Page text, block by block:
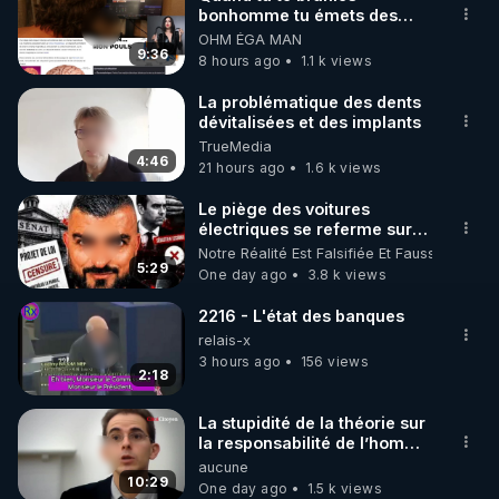
🌱 INSTAGRAM
https://www.instagram.com/rdlr_thierrycasasnovas/
http://rgnr.li/instagram
🌱 LA NEWSLETTER
Pour ne pas rater l’actualité RGNR (stages,
http://rgnr.li/news
🌱 VIDÉOS NON CENSURÉES SUR ODYSEE
Toutes les vidéos Youtube sont aussi sur la
http://rgnr.li/odysee
🌱 LES STAGES EN PRÉSENTIEL
http://rgnr.li/stages
9:36
bonhomme tu émets des
ondes ils ont juste omis de
t'expliquer
OHM ÉGA MAN
8 hours ago
1.1 k views
4:46
La problématique des dents
dévitalisées et des implants
TrueMedia
21 hours ago
1.6 k views
5:29
Le piège des voitures
électriques se referme sur
les usagers !
Notre Réalité Est Falsifiée Et Fausse
One day ago
3.8 k views
2:18
2216 - L'état des banques
relais-x
3 hours ago
156 views
10:29
La stupidité de la théorie sur
la responsabilité de l’homme
concernant le dioxyde de
carbone.
aucune
One day ago
1.5 k views